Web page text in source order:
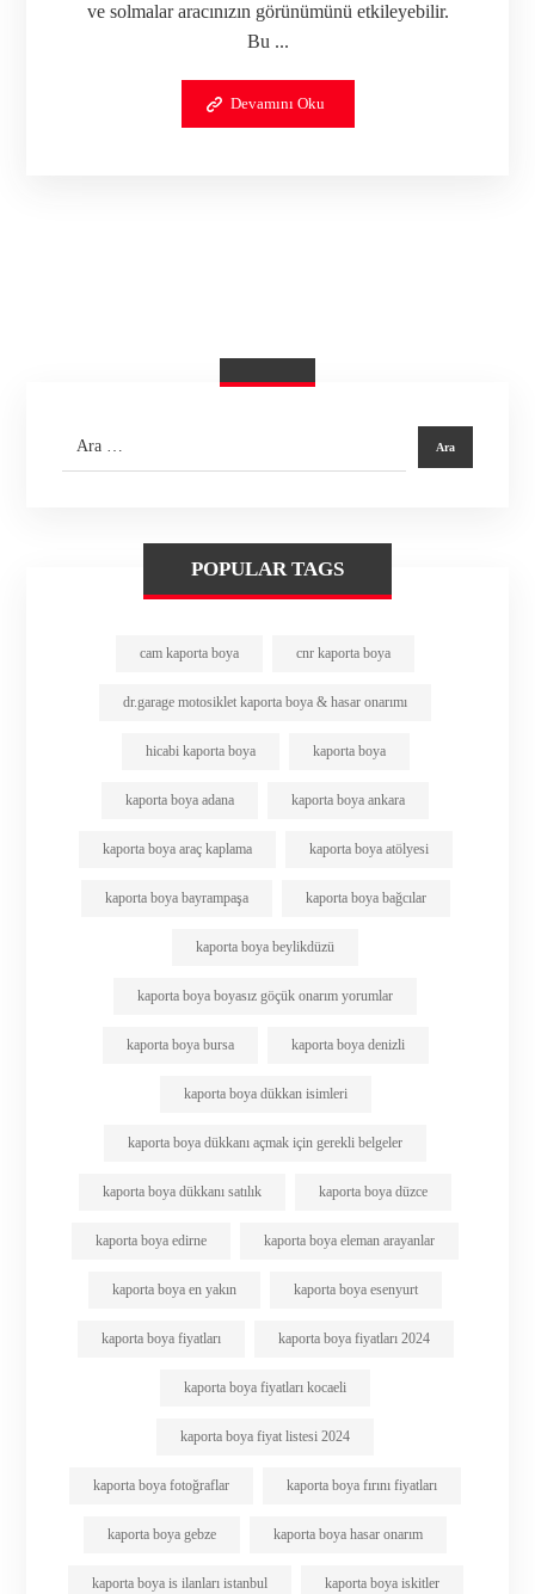
ve solmalar aracınızın görünümünü etkileyebilir.
Bu ...
Devamını Oku
POPULAR TAGS
cam kaporta boya cnr kaporta boya
dr.garage motosiklet kaporta boya & hasar onarımı
hicabi kaporta boya kaporta boya
kaporta boya adana kaporta boya ankara
kaporta boya araç kaplama kaporta boya atölyesi
kaporta boya bayrampaşa kaporta boya bağcılar
kaporta boya beylikdüzü
kaporta boya boyasız göçük onarım yorumlar
kaporta boya bursa kaporta boya denizli
kaporta boya dükkan isimleri
kaporta boya dükkanı açmak için gerekli belgeler
kaporta boya dükkanı satılık kaporta boya düzce
kaporta boya edirne kaporta boya eleman arayanlar
kaporta boya en yakın kaporta boya esenyurt
kaporta boya fiyatları kaporta boya fiyatları 2024
kaporta boya fiyatları kocaeli
kaporta boya fiyat listesi 2024
kaporta boya fotoğraflar kaporta boya fırını fiyatları
kaporta boya gebze kaporta boya hasar onarım
kaporta boya is ilanları istanbul kaporta boya iskitler